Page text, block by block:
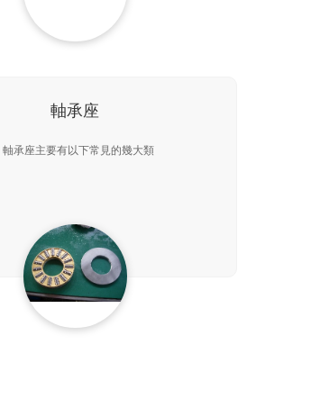
軸承座
軸承座主要有以下常見的幾大類